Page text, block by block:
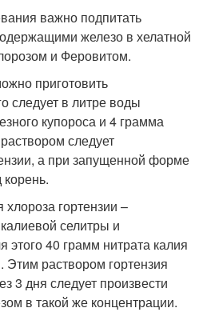
важно подпитать
железо в хелатной
и Феровитом.
приготовить
следует в литре воды
купороса и 4 грамма
следует
а при запущенной форме
гортензии –
селитры и
этого 40 грамм нитрата калия
раствором гортензия
3 дня следует произвести
в такой же концентрации.